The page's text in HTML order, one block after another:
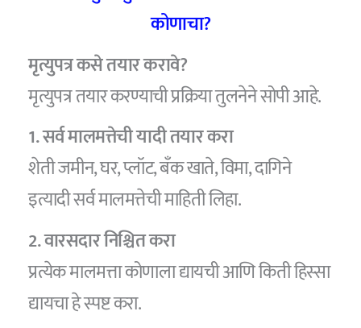
कोणाचा?
मृत्युपत्र कसे तयार करावे?
मृत्युपत्र तयार करण्याची प्रक्रिया तुलनेने सोपी आहे.
1. सर्व मालमत्तेची यादी तयार करा
शेती जमीन, घर, प्लॉट, बँक खाते, विमा, दागिने
इत्यादी सर्व मालमत्तेची माहिती लिहा.
2. वारसदार निश्चित करा
प्रत्येक मालमत्ता कोणाला द्यायची आणि किती हिस्सा
द्यायचा हे स्पष्ट करा.